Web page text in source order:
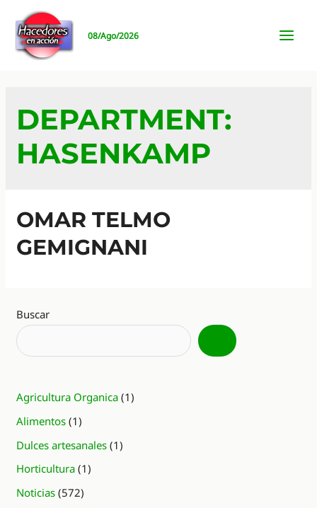
contenido
08/Ago/2026
DEPARTMENT:
HASENKAMP
OMAR TELMO
GEMIGNANI
Buscar
Agricultura Organica (1)
Alimentos (1)
Dulces artesanales (1)
Horticultura (1)
Noticias (572)